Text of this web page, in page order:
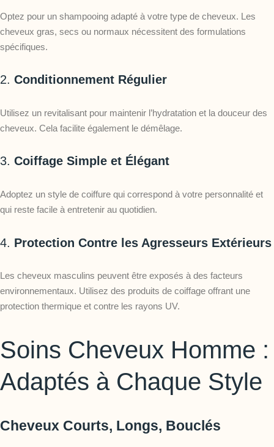
Optez pour un shampooing adapté à votre type de cheveux. Les
cheveux gras, secs ou normaux nécessitent des formulations
spécifiques.
2. Conditionnement Régulier
Utilisez un revitalisant pour maintenir l’hydratation et la douceur des
cheveux. Cela facilite également le démêlage.
3. Coiffage Simple et Élégant
Adoptez un style de coiffure qui correspond à votre personnalité et
qui reste facile à entretenir au quotidien.
4. Protection Contre les Agresseurs Extérieurs
Les cheveux masculins peuvent être exposés à des facteurs
environnementaux. Utilisez des produits de coiffage offrant une
protection thermique et contre les rayons UV.
Soins Cheveux Homme :
Adaptés à Chaque Style
Cheveux Courts, Longs, Bouclés